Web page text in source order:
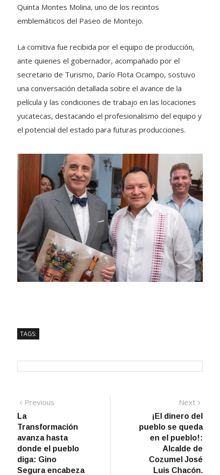
Quinta Montes Molina, uno de los recintos
emblemáticos del Paseo de Montejo.
La comitiva fue recibida por el equipo de producción,
ante quienes el gobernador, acompañado por el
secretario de Turismo, Darío Flota Ocampo, sostuvo
una conversación detallada sobre el avance de la
película y las condiciones de trabajo en las locaciones
yucatecas, destacando el profesionalismo del equipo y
el potencial del estado para futuras producciones.
TAGS:
Navegación
de
entradas
Previous
La
Transformación
avanza hasta
donde el pueblo
diga: Gino
Segura encabeza
Next
post:
¡El dinero del
pueblo se queda
en el pueblo!:
Alcalde de
Cozumel José
Luis Chacón.